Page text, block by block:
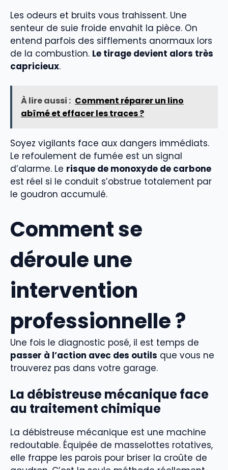
Les odeurs et bruits vous trahissent. Une
senteur de suie froide envahit la pièce. On
entend parfois des sifflements anormaux lors
de la combustion. Le tirage devient alors très
capricieux.
À lire aussi : Comment réparer un lino
abîmé et effacer les traces ?
Soyez vigilants face aux dangers immédiats.
Le refoulement de fumée est un signal
d’alarme. Le risque de monoxyde de carbone
est réel si le conduit s’obstrue totalement par
le goudron accumulé.
Comment se
déroule une
intervention
professionnelle ?
Une fois le diagnostic posé, il est temps de
passer à l’action avec des outils que vous ne
trouverez pas dans votre garage.
La débistreuse mécanique face
au traitement chimique
La débistreuse mécanique est une machine
redoutable. Équipée de masselottes rotatives,
elle frappe les parois pour briser la croûte de